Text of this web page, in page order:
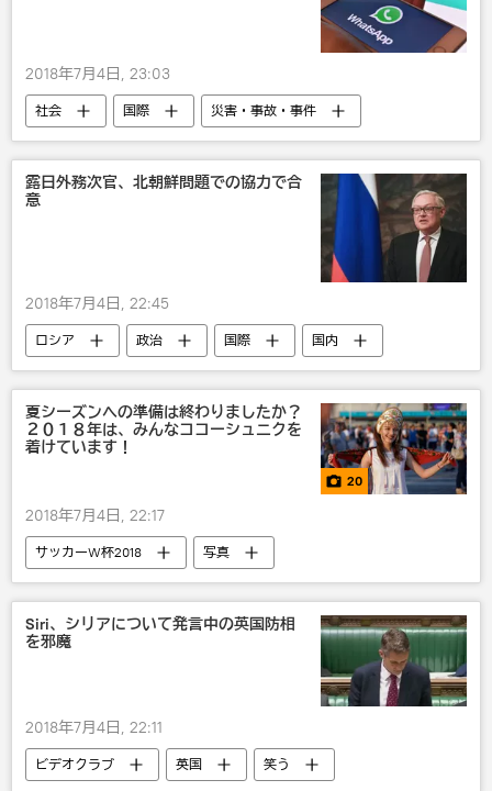
2018年7月4日, 23:03
社会 国際
災害・事故・事件
アジア
インド
SNS
びっくり
テクノ
露日外務次官、北朝鮮問題での協力で合
意
2018年7月4日, 22:45
ロシア 政治 国際
国内
北朝鮮
戦争・紛争・対立・外交
露日関係
夏シーズンへの準備は終わりましたか？
２０１８年は、みんなココーシュニクを
着けています！
20
2018年7月4日, 22:17
サッカーW杯2018
写真
マルチメディア
2018年のロシアW杯
サッカー
ロシア
Siri、シリアについて発言中の英国防相
を邪魔
2018年7月4日, 22:11
ビデオクラブ 英国 笑う